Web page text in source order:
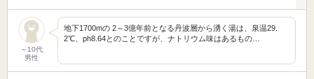
～10代
男性
地下1700mの 2～3億年前となる丹波層から湧く湯は、泉温29.
2℃、ph8.64とのことですが、ナトリウム味はあるもの…